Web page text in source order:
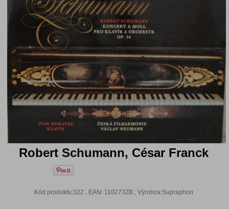
Robert Schumann, César Franck
Kód produktu:322 , EAN: 110273ZB , Výrobca:Supraphon